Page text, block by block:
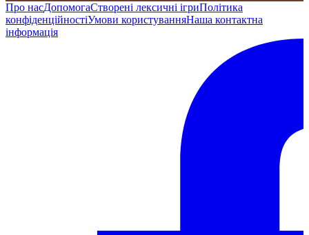
Про насДопомогаСтворені лексичні ігриПолітика
конфіденційностіУмови користуванняНаша контактна
інформація